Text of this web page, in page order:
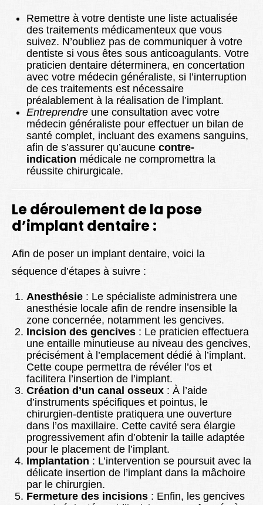
Remettre à votre dentiste une liste actualisée
des traitements médicamenteux que vous
suivez. N’oubliez pas de communiquer à votre
dentiste si vous êtes sous anticoagulants. Votre
praticien dentaire déterminera, en concertation
avec votre médecin généraliste, si l’interruption
de ces traitements est nécessaire
préalablement à la réalisation de l’implant.
Entreprendre une consultation avec votre
médecin généraliste pour effectuer un bilan de
santé complet, incluant des examens sanguins,
afin de s’assurer qu’aucune contre-
indication médicale ne compromettra la
réussite chirurgicale.
Le déroulement de la pose
d’implant dentaire :
Afin de poser un implant dentaire, voici la
séquence d’étapes à suivre :
Anesthésie : Le spécialiste administrera une
anesthésie locale afin de rendre insensible la
zone concernée, notamment les gencives.
Incision des gencives : Le praticien effectuera
une entaille minutieuse au niveau des gencives,
précisément à l’emplacement dédié à l’implant.
Cette coupe permettra de révéler l’os et
facilitera l’insertion de l’implant.
Création d’un canal osseux : À l’aide
d’instruments spécifiques et pointus, le
chirurgien-dentiste pratiquera une ouverture
dans l’os maxillaire. Cette cavité sera élargie
progressivement afin d’obtenir la taille adaptée
pour le placement de l’implant.
Implantation : L’intervention se poursuit avec la
délicate insertion de l’implant dans la mâchoire
par le chirurgien.
Fermeture des incisions : Enfin, les gencives